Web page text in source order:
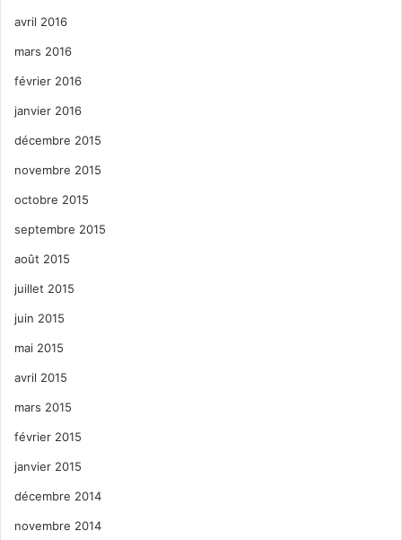
avril 2016
mars 2016
février 2016
janvier 2016
décembre 2015
novembre 2015
octobre 2015
septembre 2015
août 2015
juillet 2015
juin 2015
mai 2015
avril 2015
mars 2015
février 2015
janvier 2015
décembre 2014
novembre 2014